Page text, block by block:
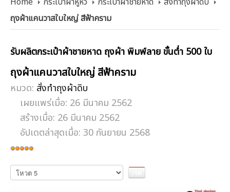
ถุงผ้าแคนวาสใบใหญ่ สีฟ้าคราม
รับผลิตกระเป๋าผ้าชายหาด ถุงผ้า พิมพ์ลาย ขั้นต่ำ 500 ใบ
ถุงผ้าแคนวาสใบใหญ่ สีฟ้าคราม
หมวด: สั่งทำถุงผ้าดิบ
เผยแพร่เมื่อ: 26 มีนาคม 2562
สร้างเมื่อ: 26 มีนาคม 2562
อัปเดตล่าสุดเมื่อ: 30 กันยายน 2568
ให้
เรต
สมาชิก:5/5
กรุณา
ให้